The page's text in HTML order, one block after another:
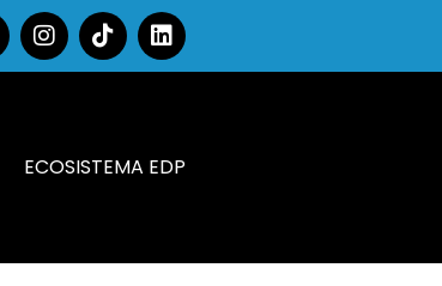
ECOSISTEMA EDP